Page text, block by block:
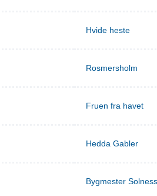
Hvide heste
Rosmersholm
Fruen fra havet
Hedda Gabler
Bygmester Solness